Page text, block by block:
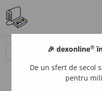
🎉 dexonline®
De un sfert de secol
pentru